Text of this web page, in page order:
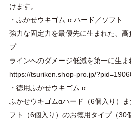
けます。
・ふかせウキゴム α ハード／ソフト
強力な固定力を最優先に生まれた、
プ
ラインへのダメージ低減を第一に生
https://tsuriken.shop-pro.jp/
・徳用ふかせウキゴム α
ふかせウキゴムαハード（6個入り）
フト（6個入り）のお徳用タイプ（30